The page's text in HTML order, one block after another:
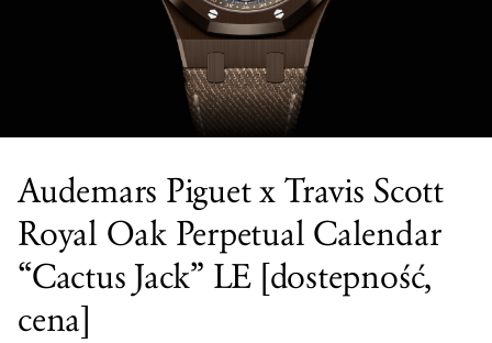
Audemars Piguet x Travis Scott
Royal Oak Perpetual Calendar
“Cactus Jack” LE [dostepność,
cena]